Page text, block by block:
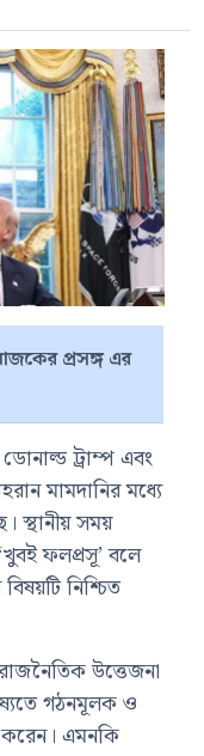
প্রসঙ্গ এর
ডোনাল্ড ট্রাম্প এবং
মামদানির মধ্যে
স্থানীয় সময়
ফলপ্রসূ’ বলে
নিশ্চিত
উত্তেজনা
গঠনমূলক ও
করেন। এমনকি